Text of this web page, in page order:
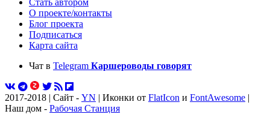
О проекте/контакты
Блог проекта
Подписаться
Карта сайта
Чат в Telegram Каршероводы говорят
2017-2018 | Сайт - YN | Иконки от FlatIcon и FontAwesome |
Наш дом - Рабочая Станция